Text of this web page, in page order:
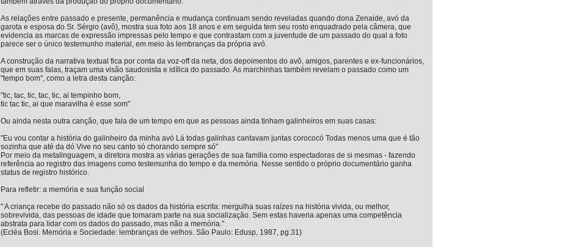
As relações entre passado e presente, permanência e mudança continuam sendo reveladas quando dona Zenaide, avó da
garota e esposa do Sr. Sérgio (avô), mostra sua foto aos 18 anos e em seguida tem seu rosto enquadrado pela câmera, que
evidencia as marcas de expressão impressas pelo tempo e que contrastam com a juventude de um passado do qual a foto
parece ser o único testemunho material, em meio às lembranças da própria avó.
A construção da narrativa textual fica por conta da voz-off da neta, dos depoimentos do avô, amigos, parentes e ex-funcionários,
que em suas falas, traçam uma visão saudosista e idílica do passado. As marchinhas também revelam o passado como um
"tempo bom", como a letra desta canção:
"tic, tac, tic, tac, tic, ai tempinho bom,
tic tac tic, ai que maravilha é esse som"
Ou ainda nesta outra canção, que fala de um tempo em que as pessoas ainda tinham galinheiros em suas casas:
"Eu vou contar a história do galinheiro da minha avó Lá todas galinhas cantavam juntas corococó Todas menos uma que é tão
sozinha que até da dó Vive no seu canto só chorando sempre só"
Por meio da metalinguagem, a diretora mostra as várias gerações de sua família como espectadoras de si mesmas - fazendo
referência ao registro das imagens como testemunha do tempo e da memória. Nesse sentido o próprio documentário ganha
status de registro histórico.
Para refletir: a memória e sua função social
" A criança recebe do passado não só os dados da história escrita: mergulha suas raízes na história vivida, ou melhor,
sobrevivida, das pessoas de idade que tomaram parte na sua socialização. Sem estas haveria apenas uma competência
abstrata para lidar com os dados do passado, mas não a memória."
(Ecléa Bosi. Memória e Sociedade: lembranças de velhos. São Paulo: Edusp, 1987, pg.31)